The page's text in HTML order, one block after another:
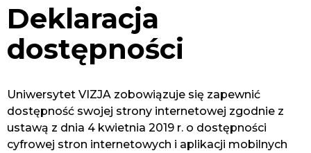
Deklaracja
dostępności
Uniwersytet VIZJA zobowiązuje się zapewnić
dostępność swojej strony internetowej zgodnie z
ustawą z dnia 4 kwietnia 2019 r. o dostępności
cyfrowej stron internetowych i aplikacji mobilnych